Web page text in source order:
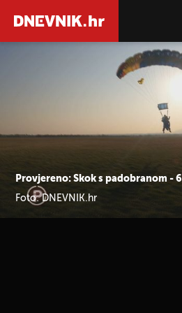
Provjereno: Skok s padobranom - 6
Foto: DNEVNIK.hr